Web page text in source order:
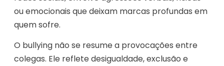
ou emocionais que deixam marcas profundas em
quem sofre.
O bullying não se resume a provocações entre
colegas. Ele reflete desigualdade, exclusão e